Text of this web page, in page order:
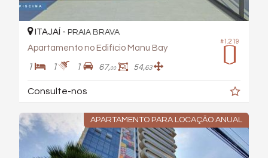
#1.219
ITAJAÍ - PRAIA BRAVA
Apartamento no Edifício Manu Bay
1 1 1 67,00 54,63
Consulte-nos
APARTAMENTO PARA LOCAÇÃO ANUAL